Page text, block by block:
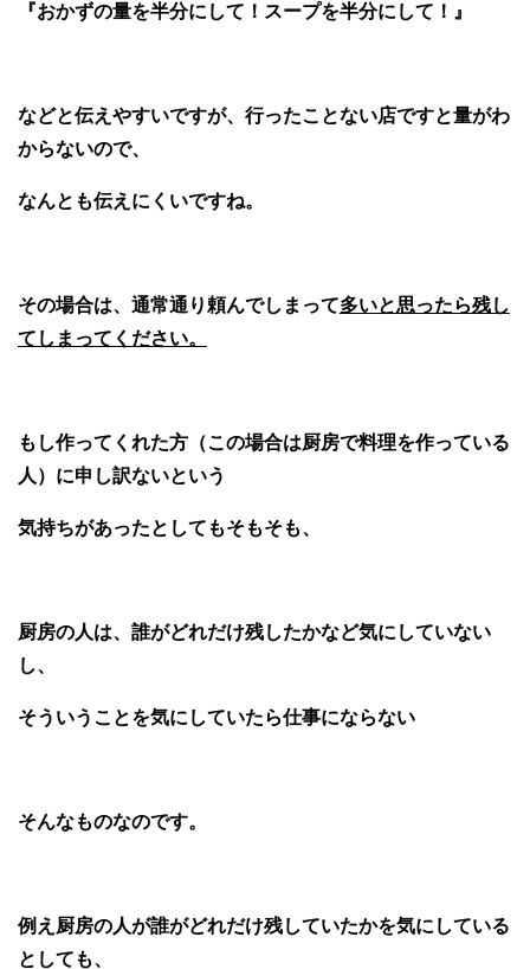
『おかずの量を半分にして！スープを半分にして！』
などと伝えやすいですが、行ったことない店ですと量がわ
からないので、
なんとも伝えにくいですね。
その場合は、通常通り頼んでしまって多いと思ったら残し
てしまってください。
もし作ってくれた方（この場合は厨房で料理を作っている
人）に申し訳ないという
気持ちがあったとしてもそもそも、
厨房の人は、誰がどれだけ残したかなど気にしていない
し、
そういうことを気にしていたら仕事にならない
そんなものなのです。
例え厨房の人が誰がどれだけ残していたかを気にしている
としても、